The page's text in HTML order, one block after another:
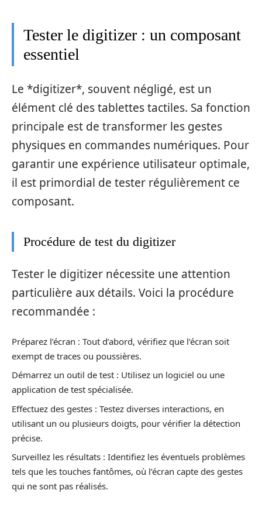
Tester le digitizer : un composant
essentiel
Le *digitizer*, souvent négligé, est un
élément clé des tablettes tactiles. Sa fonction
principale est de transformer les gestes
physiques en commandes numériques. Pour
garantir une expérience utilisateur optimale,
il est primordial de tester régulièrement ce
composant.
Procédure de test du digitizer
Tester le digitizer nécessite une attention
particulière aux détails. Voici la procédure
recommandée :
Préparez l’écran : Tout d’abord, vérifiez que l’écran soit
exempt de traces ou poussières.
Démarrez un outil de test : Utilisez un logiciel ou une
application de test spécialisée.
Effectuez des gestes : Testez diverses interactions, en
utilisant un ou plusieurs doigts, pour vérifier la détection
précise.
Surveillez les résultats : Identifiez les éventuels problèmes
tels que les touches fantômes, où l’écran capte des gestes
qui ne sont pas réalisés.